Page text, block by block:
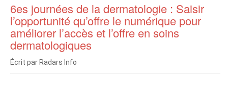
6es journées de la dermatologie : Saisir
l’opportunité qu’offre le numérique pour
améliorer l’accès et l’offre en soins
dermatologiques
Écrit par Radars Info